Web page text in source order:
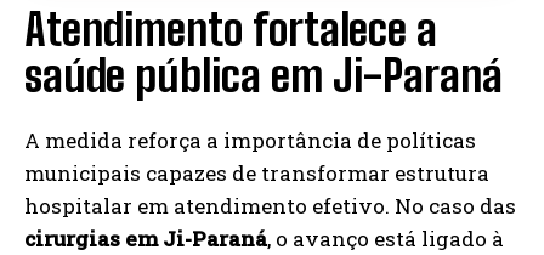
Atendimento fortalece a
saúde pública em Ji-Paraná
A medida reforça a importância de políticas
municipais capazes de transformar estrutura
hospitalar em atendimento efetivo. No caso das
cirurgias em Ji-Paraná, o avanço está ligado à